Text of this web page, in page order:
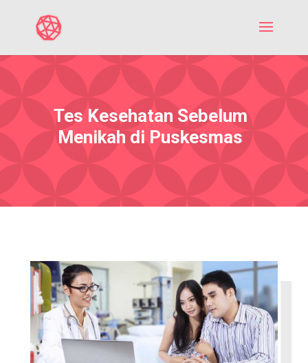
Tes Kesehatan Sebelum
Menikah di Puskesmas